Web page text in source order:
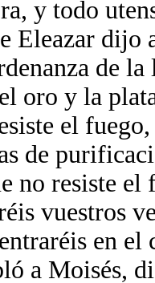
y todo
Eleazar dijo
de
oro y la
el
de
no resiste el
vuestros
en el
a Moisés,